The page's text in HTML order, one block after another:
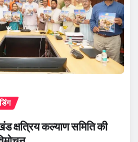
क्षत्रिय कल्याण समिति की